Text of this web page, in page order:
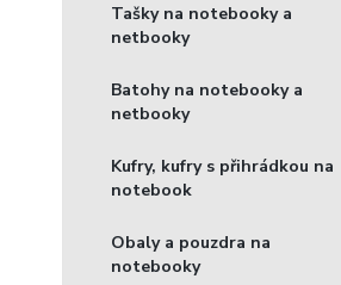
Tašky na notebooky a
netbooky
Batohy na notebooky a
netbooky
Kufry, kufry s přihrádkou na
notebook
Obaly a pouzdra na
notebooky